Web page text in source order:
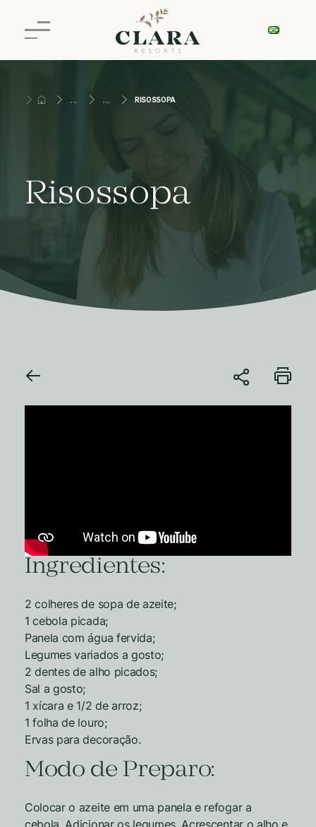
RISOSSOPA
Risossopa
Ingredientes:
2 colheres de sopa de azeite;
1 cebola picada;
Panela com água fervida;
Legumes variados a gosto;
2 dentes de alho picados;
Sal a gosto;
1 xícara e 1/2 de arroz;
1 folha de louro;
Ervas para decoração.
Modo de Preparo:
Colocar o azeite em uma panela e refogar a
cebola. Adicionar os legumes. Acrescentar o alho e